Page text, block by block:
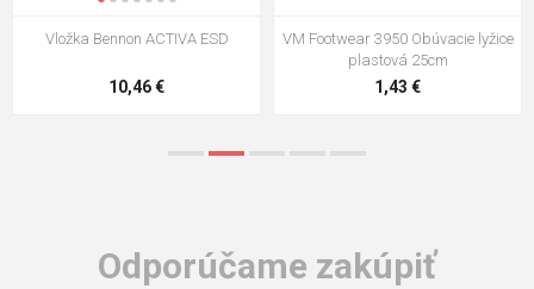
VM Footwear 3009 Vkladacia
5,21 €
VM Footwear 3102 Šnúrky ploché
0,79 €
Odporúčame zakúpiť